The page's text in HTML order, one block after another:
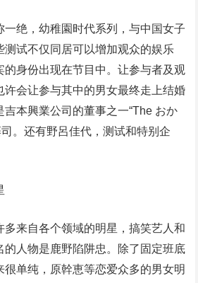
一绝，幼稚園时代系列，与中国女子
测试不仅同居可以增加观众的娱乐
的身份出现在节目中。让参与者及观
许会让参与其中的男女最终走上结婚
本興業公司的董事之一“The おか
。还有野呂佳代，测试和特别企
多来自各个领域的明星，搞笑艺人和
的人物是鹿野陷阱忠。除了固定班底
很单纯，原幹恵等恋爱众多的男女明